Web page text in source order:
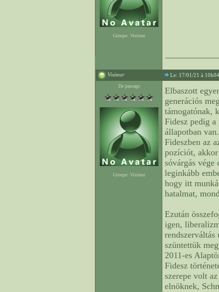
Groupe: Visiteur
Visiteur Le: 17/01/21 à 10h04
De passage
Groupe: Visiteur
Elbaszott
generációs
támogatónak,
Fidesz pedig
állapotban
Fideszben az
pozíciót,
sóvárgás
leginkább
hogy itt
hatalmat,
Ezután
igen,
szüntettük
2011-es
Fidesz
szerepe volt
elnöknek,